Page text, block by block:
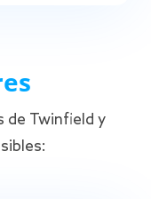
de Twinfield y